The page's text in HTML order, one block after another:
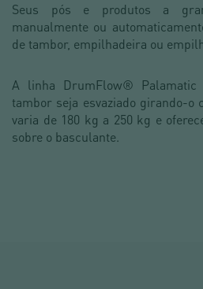
Seus pós e produtos a
manualmente ou
de tambor, empilhadeira ou
A linha DrumFlow® Palamatic
tambor seja esvaziado girando-o
varia de 180 kg a 250 kg e
sobre o basculante.